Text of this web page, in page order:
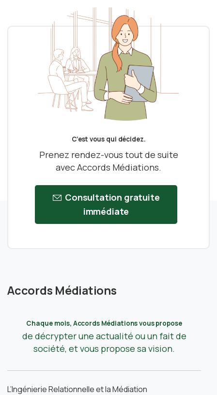
C’est vous qui décidez.
Prenez rendez-vous tout de suite
avec Accords Médiations.
Consultation gratuite
immédiate
Accords Médiations
Chaque mois, Accords Médiations vous propose
de décrypter une actualité ou un fait de
société, et vous propose sa vision.
L’Ingénierie Relationnelle et la Médiation